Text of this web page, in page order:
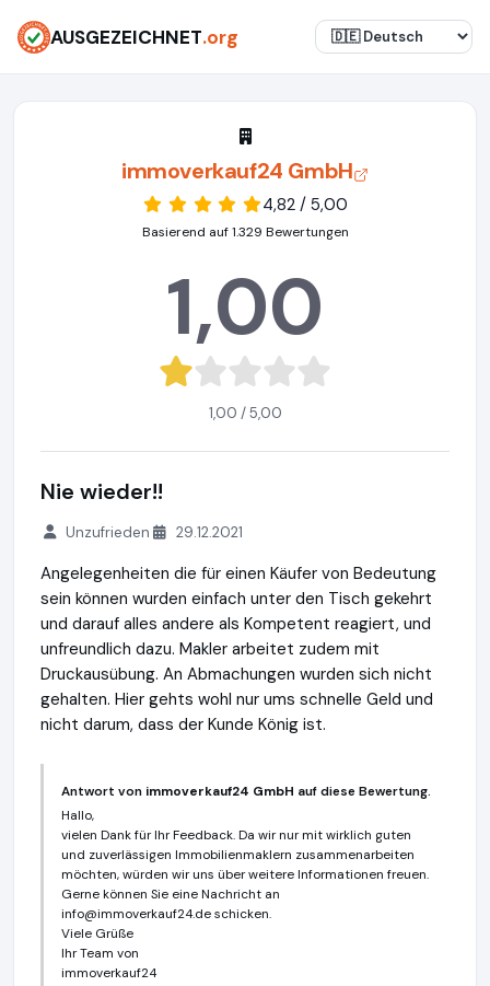
AUSGEZEICHNET.org
immoverkauf24 GmbH
4,82 / 5,00
Basierend auf 1.329 Bewertungen
1,00
1,00 / 5,00
Nie wieder!!
Unzufrieden 29.12.2021
Angelegenheiten die für einen Käufer von Bedeutung
sein können wurden einfach unter den Tisch gekehrt
und darauf alles andere als Kompetent reagiert, und
unfreundlich dazu. Makler arbeitet zudem mit
Druckausübung. An Abmachungen wurden sich nicht
gehalten. Hier gehts wohl nur ums schnelle Geld und
nicht darum, dass der Kunde König ist.
Antwort von immoverkauf24 GmbH auf diese Bewertung.
Hallo,
vielen Dank für Ihr Feedback. Da wir nur mit wirklich guten
und zuverlässigen Immobilienmaklern zusammenarbeiten
möchten, würden wir uns über weitere Informationen freuen.
Gerne können Sie eine Nachricht an
info@immoverkauf24.deschicken.
Viele Grüße
Ihr Team von
immoverkauf24